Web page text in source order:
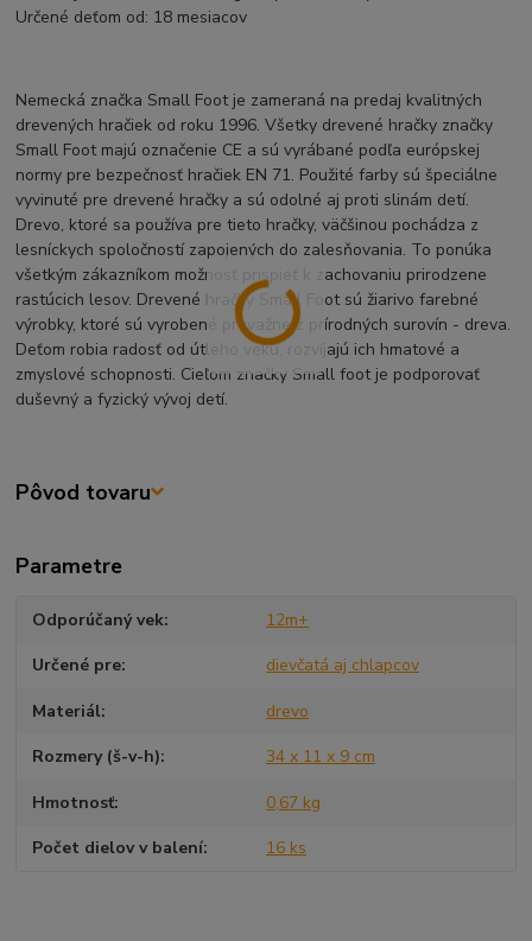
Určené deťom od: 18 mesiacov
Nemecká značka Small Foot je zameraná na predaj kvalitných
drevených hračiek od roku 1996. Všetky drevené hračky značky
Small Foot majú označenie CE a sú vyrábané podľa európskej
normy pre bezpečnosť hračiek EN 71. Použité farby sú špeciálne
vyvinuté pre drevené hračky a sú odolné aj proti slinám detí.
Drevo, ktoré sa používa pre tieto hračky, väčšinou pochádza z
lesníckych spoločností zapojených do zalesňovania. To ponúka
všetkým zákazníkom možnosť prispieť k zachovaniu prirodzene
rastúcich lesov. Drevené hračky Small Foot sú žiarivo farebné
výrobky, ktoré sú vyrobené prevažne z prírodných surovín - dreva.
Deťom robia radosť od útleho veku, rozvíjajú ich hmatové a
zmyslové schopnosti. Cieľom značky Small foot je podporovať
duševný a fyzický vývoj detí.
Pôvod tovaru
Parametre
Odporúčaný vek 12m+
Určené pre dievčatá aj chlapcov
Materiál drevo
Rozmery (š-v-h) 34 x 11 x 9 cm
Hmotnosť 0,67 kg
Počet dielov v balení 16 ks